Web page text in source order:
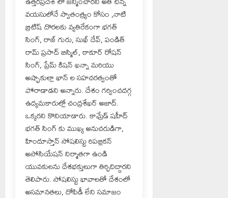
వయసులోనే స్వాతంత్య్రం కోసం ,నాటి
బ్రిటిష్ దొరలకు వ్యతిరేకంగా భగత్
సింగ్, రాజ్ గురు, సుఖ్ దేవ్, పండిత్
రామ్ ప్రసాద్ బిస్మిల్, ఠాకూర్ రోషన్
సింగ్, ప్రేమ్ కిషన్ ఖన్నా మరియు
అష్ఫాకుల్లా ఖాన్ ల సహచరత్వంతో
పోరాడాడని అన్నారు. దేశం గర్వించదగ్గ
ఉద్యమకారుల్లో చంద్రశేఖర్ అజాద్.
ఒక్కరని కొనియాడారు. కామ్రేడ్ షహీద్
భగత్ సింగ్ కు ముఖ్య అనుచరుడిగా,
హిందూస్తాన్ సోషలిస్టు రిపబ్లికన్
అసోసియేషన్ నిర్మాతగా ఉండి
యువకులను దేశభక్తులుగా తిర్చిదిద్దారని
తెలిపారు. సోషలిస్టు భావాలతో దేశంలో
అసమానతలు, దోపిడీ లేని సమాజం